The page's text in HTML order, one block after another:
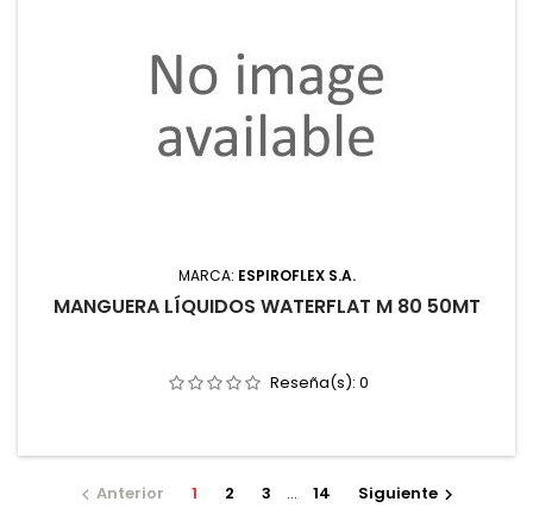
MARCA: ESPIROFLEX S.A.
MANGUERA LÍQUIDOS WATERFLAT M 80 50MT
Reseña(s): 0
 Anterior 1 2 3 … 14 Siguiente